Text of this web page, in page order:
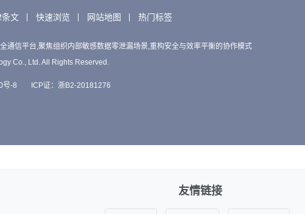
条文 快速浏览 网站地图 热门标签
通信平台,聚焦组织内部敏感数据零泄漏场景,重构安全与效率平衡的协作模式
Co., Ltd. All Rights Reserved.
号-8 ICP证：浙B2-20181276
友情链接